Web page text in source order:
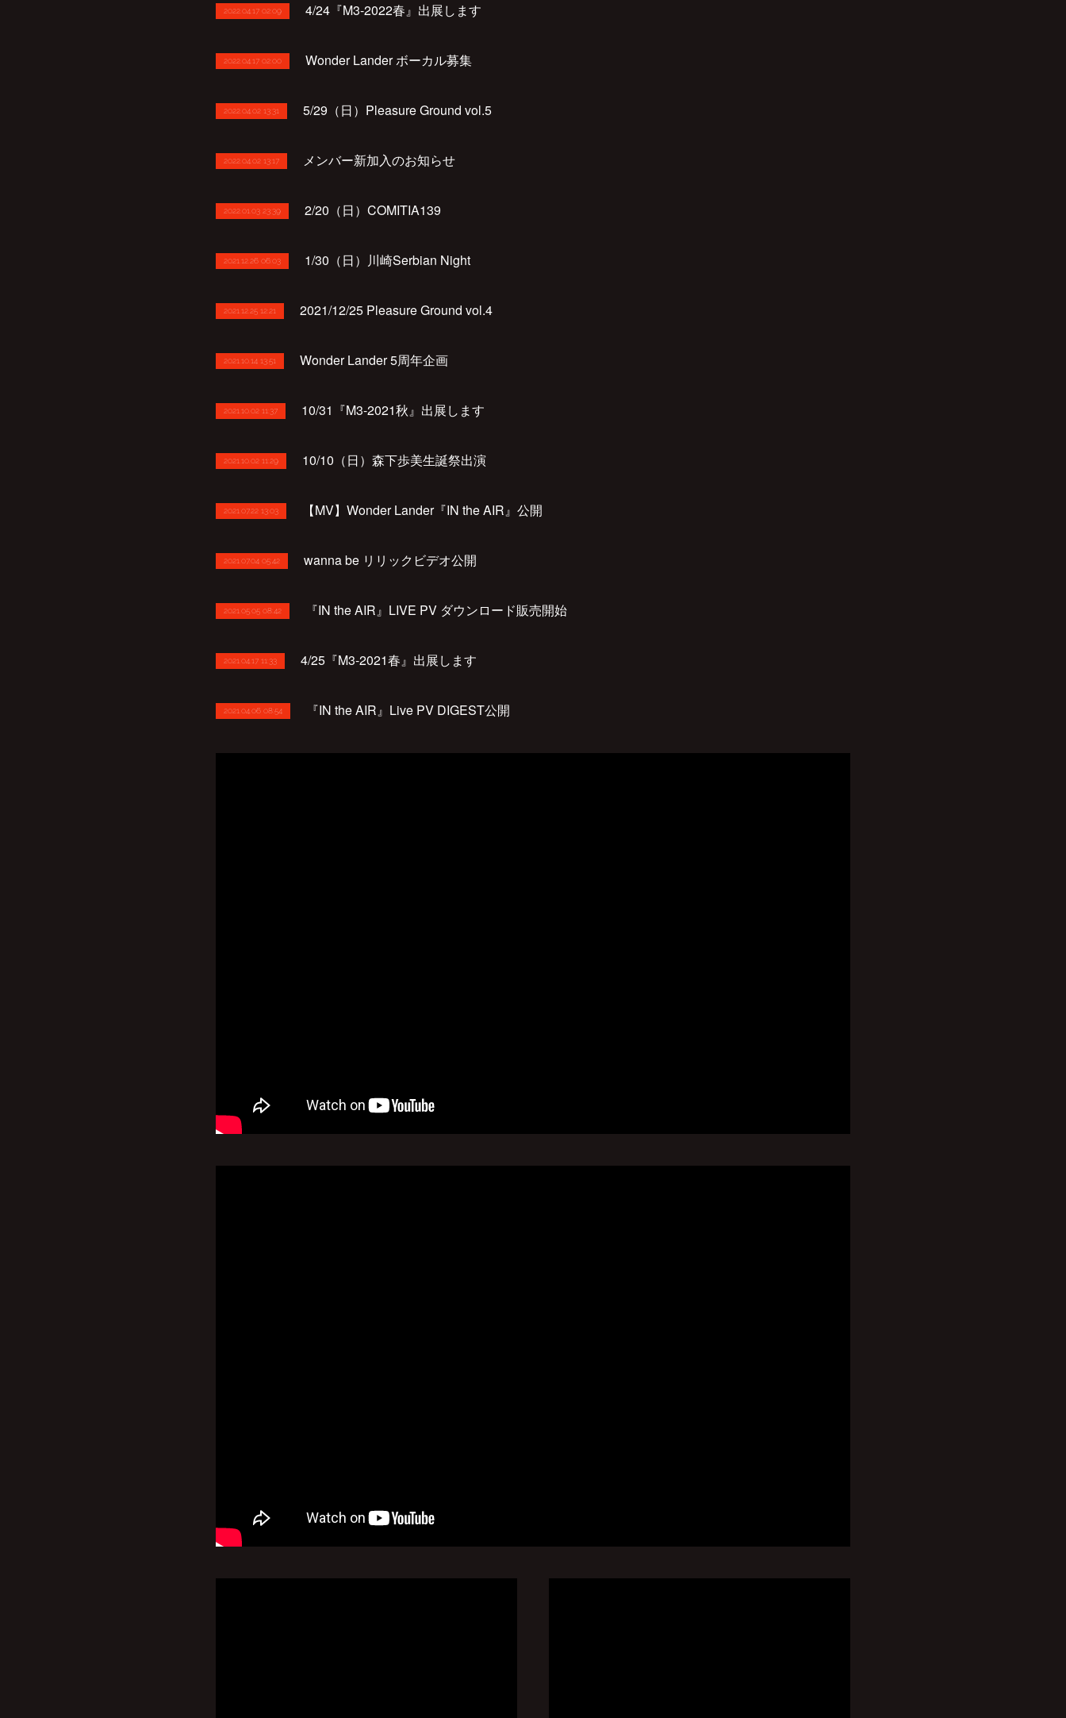
2022.04.17 02:09 4/24『M3-2022春』出展します
2022.04.17 02:00 Wonder Lander ボーカル募集
2022.04.02 13:31 5/29（日）Pleasure Ground vol.5
2022.04.02 13:17 メンバー新加入のお知らせ
2022.01.03 23:39 2/20（日）COMITIA139
2021.12.26 06:03 1/30（日）川崎Serbian Night
2021.12.25 12:21 2021/12/25 Pleasure Ground vol.4
2021.10.14 13:51 Wonder Lander 5周年企画
2021.10.02 11:37 10/31『M3-2021秋』出展します
2021.10.02 11:29 10/10（日）森下歩美生誕祭出演
2021.07.22 13:03 【MV】Wonder Lander『IN the AIR』公開
2021.07.04 05:42 wanna be リリックビデオ公開
2021.05.05 08:42 『IN the AIR』LIVE PV ダウンロード販売開始
2021.04.17 11:33 4/25『M3-2021春』出展します
2021.04.06 08:54 『IN the AIR』Live PV DIGEST公開